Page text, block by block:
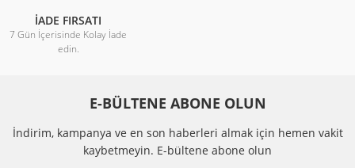
İADE FIRSATI
7 Gün İçerisinde Kolay İade
edin.
E-BÜLTENE ABONE OLUN
İndirim, kampanya ve en son haberleri almak için hemen vakit
kaybetmeyin. E-bültene abone olun